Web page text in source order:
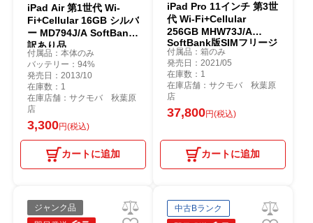
iPad Air 第1世代 Wi-
Fi+Cellular 16GB シルバ
ー MD794J/A SoftBank
訳あり品
付属品：本体のみ
バッテリー：94%
発売日：2013/10
在庫数：1
在庫店舗：サクモバ 秋葉原
店
3,300円(税込)
カートに追加
iPad Pro 11インチ 第3世
代 Wi-Fi+Cellular
256GB MHW73J/A
SoftBank版SIMフリージ
ャンク品 スペースグレイ
付属品：箱のみ
発売日：2021/05
在庫数：1
在庫店舗：サクモバ 秋葉原
店
37,800円(税込)
カートに追加
ジャンク品
中古Bランク